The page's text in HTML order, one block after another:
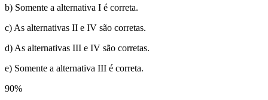
b) Somente a alternativa I é correta.
c) As alternativas II e IV são corretas.
d) As alternativas III e IV são corretas.
e) Somente a alternativa III é correta.
90%